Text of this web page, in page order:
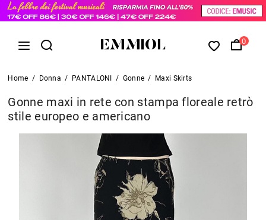
0
Home / Donna / PANTALONI / Gonne / Maxi Skirts
Gonne maxi in rete con stampa floreale retrò
stile europeo e americano